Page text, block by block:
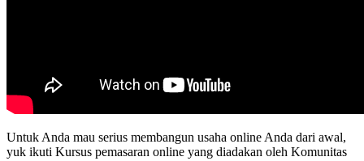
Untuk Anda mau serius membangun usaha online Anda dari awal,
yuk ikuti Kursus pemasaran online yang diadakan oleh Komunitas